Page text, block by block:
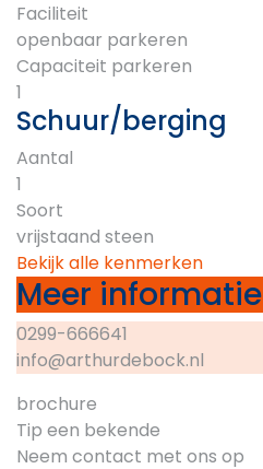
Faciliteit
openbaar parkeren
Capaciteit parkeren
1
Schuur/berging
Aantal
1
Soort
vrijstaand steen
Bekijk alle kenmerken
Meer informatie
0299-666641
info@arthurdebock.nl
brochure
Tip een bekende
Neem contact met ons op